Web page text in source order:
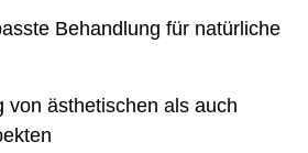
Behandlung für natürliche
von ästhetischen als auch